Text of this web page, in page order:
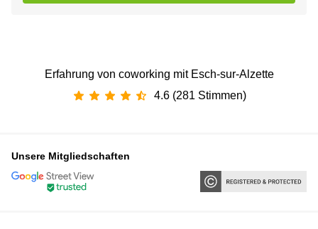
Erfahrung von coworking mit Esch-sur-Alzette
4.6 (281 Stimmen)
Unsere Mitgliedschaften